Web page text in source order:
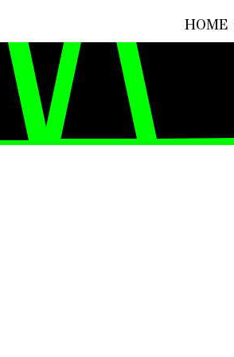
HOME